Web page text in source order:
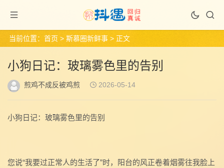
当前位置： 首页 > 斯慕圈新鲜事 > 正文
小狗日记：玻璃雾色里的告别
煎鸡不成反被鸡煎 2026-05-14
小狗日记：玻璃雾色里的告别
您说“我要过正常人的生活了”时，阳台的风正卷着烟雾往我脸上